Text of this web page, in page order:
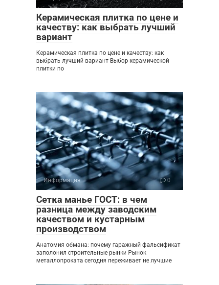
Керамическая плитка по цене и
качеству: как выбрать лучший
вариант
Керамическая плитка по цене и качеству: как
выбрать лучший вариант Выбор керамической
плитки по
Информация 0
Сетка манье ГОСТ: в чем
разница между заводским
качеством и кустарным
производством
Анатомия обмана: почему гаражный фальсификат
заполонил строительные рынки Рынок
металлопроката сегодня переживает не лучшие